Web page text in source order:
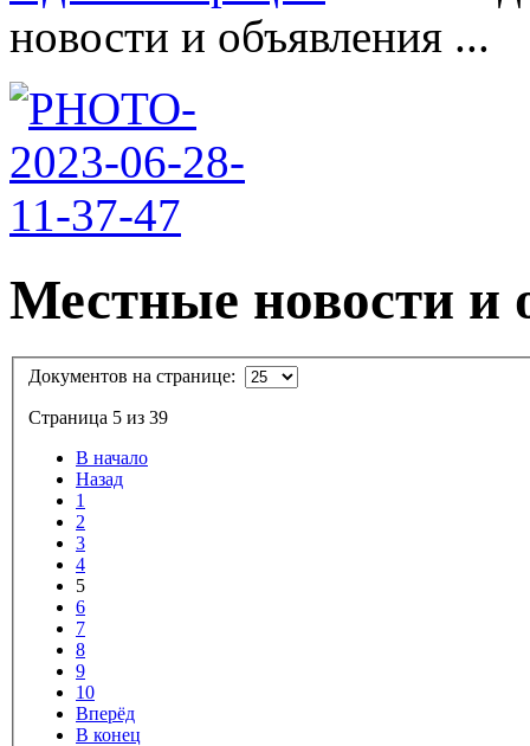
новости и объявления ...
Местные новости и
Документов на странице:
Страница 5 из 39
В начало
Назад
1
2
3
4
5
6
7
8
9
10
Вперёд
В конец